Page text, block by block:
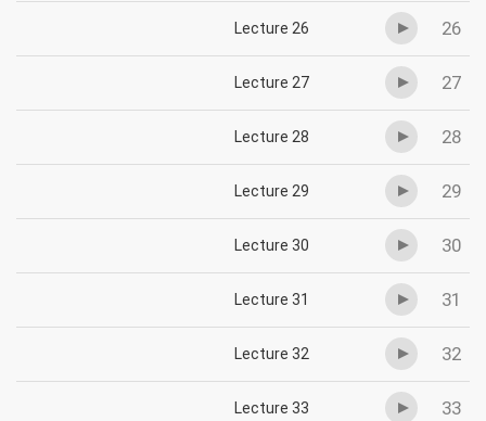
26
Lecture 26
27
Lecture 27
28
Lecture 28
29
Lecture 29
30
Lecture 30
31
Lecture 31
32
Lecture 32
33
Lecture 33